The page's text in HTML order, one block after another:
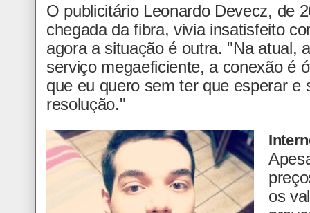
O publicitário Leonardo Devecz, de
chegada da fibra, vivia insatisfeito
agora a situação é outra. "Na atual,
serviço megaeficiente, a conexão é
que eu quero sem ter que esperar e
resolução."
os